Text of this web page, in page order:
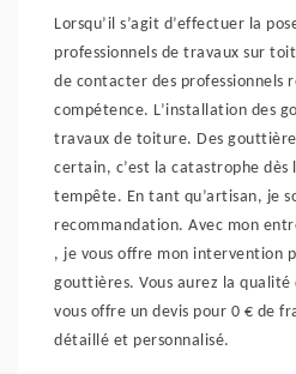
Lorsqu’il s’agit d’effectuer la
professionnels de travaux sur
de contacter des professionnels
compétence. L’installation des
travaux de toiture. Des
certain, c’est la catastrophe dès
tempête. En tant qu’artisan, je
recommandation. Avec mon
, je vous offre mon intervention
gouttières. Vous aurez la
vous offre un devis pour 0 € de
détaillé et personnalisé.